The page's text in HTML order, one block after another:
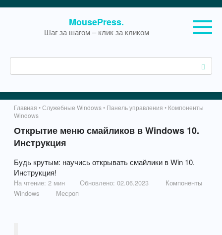
MousePress.
Шаг за шагом – клик за кликом
о
с
Главная •Служебные Windows• Панель управления • Компоненты
Windows
Открытие меню смайликов в Windows 10.
Инструкция
Будь крутым: научись открывать смайлики в Win 10.
Инструкция!
На чтение: 2 мин Обновлено: 02.06.2023
Компоненты
Windows
Месроп